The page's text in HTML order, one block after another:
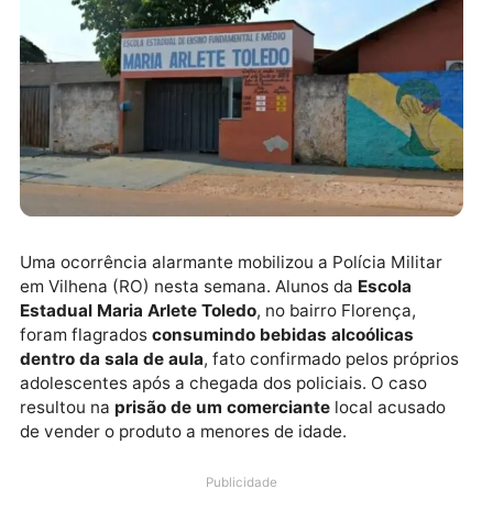
Uma ocorrência alarmante mobilizou a Polícia Militar
em Vilhena (RO) nesta semana. Alunos daEscola
Estadual Maria Arlete Toledo, no bairro Florença,
foram flagradosconsumindo bebidas alcoólicas